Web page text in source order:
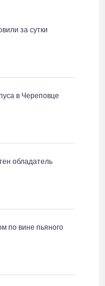
за сутки
в Череповце
обладатель
по вине пьяного